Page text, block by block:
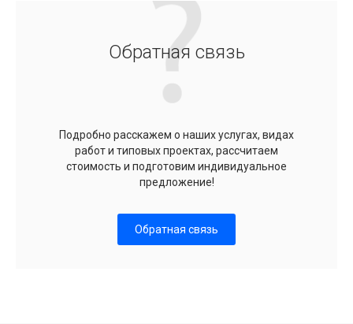
Обратная связь
Подробно расскажем о наших услугах, видах
работ и типовых проектах, рассчитаем
стоимость и подготовим индивидуальное
предложение!
Обратная связь